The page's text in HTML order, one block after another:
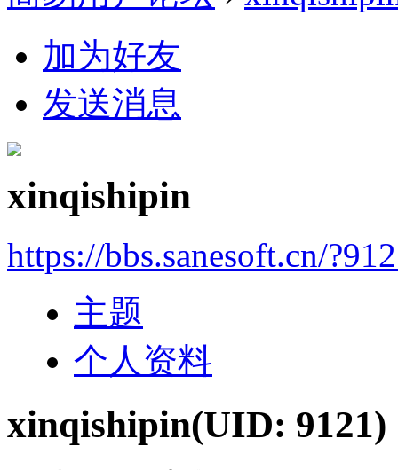
加为好友
发送消息
xinqishipin
https://bbs.sanesoft.cn/
主题
个人资料
xinqishipin(UID: 9121)